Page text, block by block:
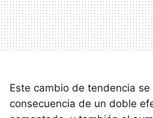
Este cambio de tendencia
consecuencia de un doble